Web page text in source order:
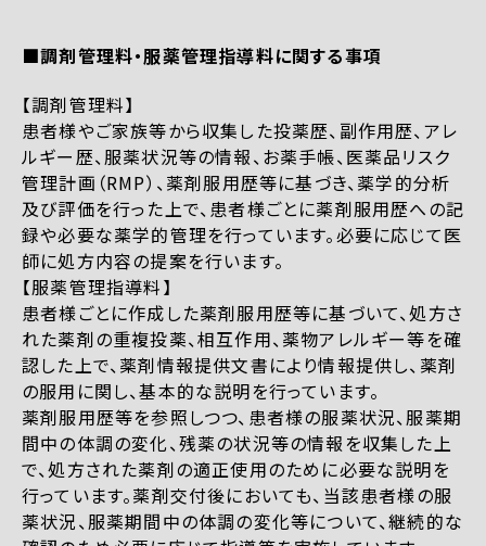
■調剤管理料・服薬管理指導料に関する事項
【調剤管理料】
患者様やご家族等から収集した投薬歴、副作用歴、アレ
ルギー歴、服薬状況等の情報、お薬手帳、医薬品リスク
管理計画（RMP）、薬剤服用歴等に基づき、薬学的分析
及び評価を行った上で、患者様ごとに薬剤服用歴への記
録や必要な薬学的管理を行っています。必要に応じて医
師に処方内容の提案を行います。
【服薬管理指導料】
患者様ごとに作成した薬剤服用歴等に基づいて、処方さ
れた薬剤の重複投薬、相互作用、薬物アレルギー等を確
認した上で、薬剤情報提供文書により情報提供し、薬剤
の服用に関し、基本的な説明を行っています。
薬剤服用歴等を参照しつつ、患者様の服薬状況、服薬期
間中の体調の変化、残薬の状況等の情報を収集した上
で、処方された薬剤の適正使用のために必要な説明を
行っています。薬剤交付後においても、当該患者様の服
薬状況、服薬期間中の体調の変化等について、継続的な